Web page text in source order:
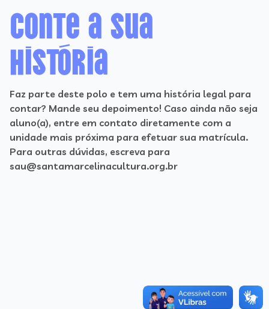
Conte a sua
história
Faz parte deste polo e tem uma história legal para
contar? Mande seu depoimento! Caso ainda não seja
aluno(a), entre em contato diretamente com a
unidade mais próxima para efetuar sua matrícula.
Para outras dúvidas, escreva para
sau@santamarcelinacultura.org.br